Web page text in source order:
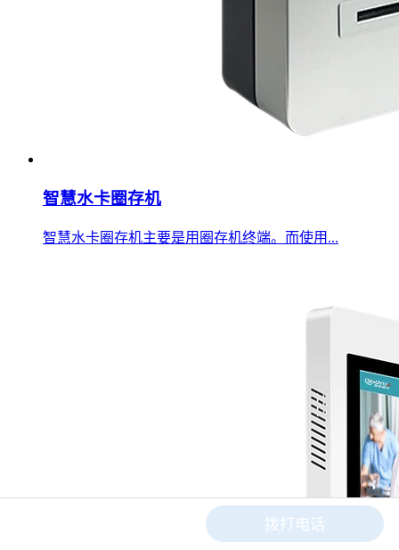
智慧水卡圈存机
智慧水卡圈存机主要是用圈存机终端。而使用...
拨打电话